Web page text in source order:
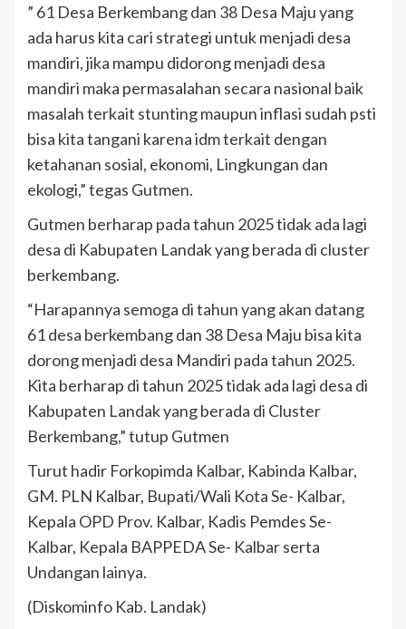
” 61 Desa Berkembang dan 38 Desa Maju yang
ada harus kita cari strategi untuk menjadi desa
mandiri, jika mampu didorong menjadi desa
mandiri maka permasalahan secara nasional baik
masalah terkait stunting maupun inflasi sudah psti
bisa kita tangani karena idm terkait dengan
ketahanan sosial, ekonomi, Lingkungan dan
ekologi,” tegas Gutmen.
Gutmen berharap pada tahun 2025 tidak ada lagi
desa di Kabupaten Landak yang berada di cluster
berkembang.
“Harapannya semoga di tahun yang akan datang
61 desa berkembang dan 38 Desa Maju bisa kita
dorong menjadi desa Mandiri pada tahun 2025.
Kita berharap di tahun 2025 tidak ada lagi desa di
Kabupaten Landak yang berada di Cluster
Berkembang,” tutup Gutmen
Turut hadir Forkopimda Kalbar, Kabinda Kalbar,
GM. PLN Kalbar, Bupati/Wali Kota Se- Kalbar,
Kepala OPD Prov. Kalbar, Kadis Pemdes Se-
Kalbar, Kepala BAPPEDA Se- Kalbar serta
Undangan lainya.
(Diskominfo Kab. Landak)